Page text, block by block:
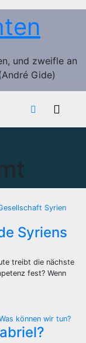
und zweifle an
Gide)
Syrien
Syriens
treibt die nächste
fest? Wenn
können wir tun?